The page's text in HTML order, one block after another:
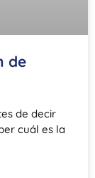
de
de decir
cuál es la